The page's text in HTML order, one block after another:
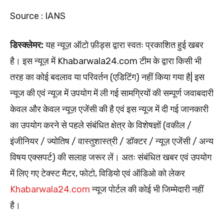
Source : IANS
डिस्क्लेमर:यह न्यूज़ ऑटो फ़ीड्स द्वारा स्वतः प्रकाशित हुई खबर
है। इस न्यूज़ में Khabarwala24.com टीम के द्वारा किसी भी
तरह का कोई बदलाव या परिवर्तन (एडिटिंग) नहीं किया गया है| इस
न्यूज की एवं न्यूज में उपयोग में ली गई सामग्रियों की सम्पूर्ण जवाबदारी
केवल और केवल न्यूज़ एजेंसी की है एवं इस न्यूज में दी गई जानकारी
का उपयोग करने से पहले संबंधित क्षेत्र के विशेषज्ञों (वकील /
इंजीनियर / ज्योतिष / वास्तुशास्त्री / डॉक्टर / न्यूज़ एजेंसी / अन्य
विषय एक्सपर्ट) की सलाह जरूर लें। अतः संबंधित खबर एवं उपयोग
में लिए गए टेक्स्ट मैटर, फोटो, विडियो एवं ऑडिओ को लेकर
Khabarwala24.comन्यूज पोर्टल की कोई भी जिम्मेदारी नहीं
है।